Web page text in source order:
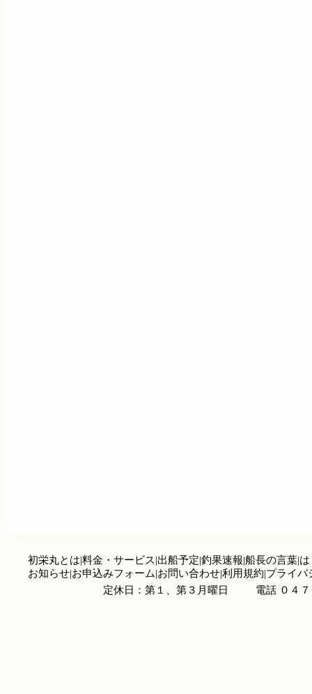
初栄丸とは|料金・サービス|出船予定|釣果速報|船長の言葉|
お知らせ|お申込みフォーム|お問い合わせ|利用規約|プライバ
定休日：第１、第３月曜日
電話 ０４